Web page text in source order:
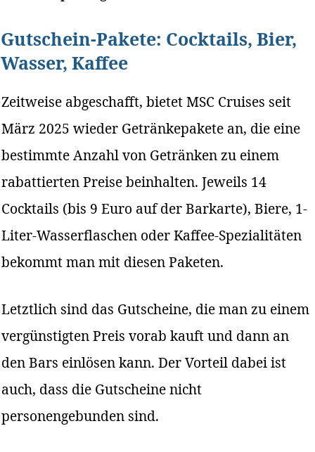
Gutschein-Pakete: Cocktails, Bier,
Wasser, Kaffee
Zeitweise abgeschafft, bietet MSC Cruises seit
März 2025 wieder Getränkepakete an, die eine
bestimmte Anzahl von Getränken zu einem
rabattierten Preise beinhalten. Jeweils 14
Cocktails (bis 9 Euro auf der Barkarte), Biere, 1-
Liter-Wasserflaschen oder Kaffee-Spezialitäten
bekommt man mit diesen Paketen.
Letztlich sind das Gutscheine, die man zu einem
vergünstigten Preis vorab kauft und dann an
den Bars einlösen kann. Der Vorteil dabei ist
auch, dass die Gutscheine nicht
personengebunden sind.